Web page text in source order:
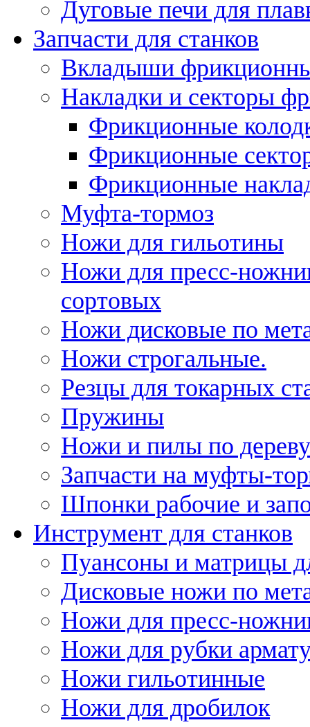
Дуговые печи для
Запчасти для станков
Вкладыши
Накладки и секторы
Фрикционные
Фрикционные
Фрикционные
Муфта-тормоз
Ножи для гильотины
Ножи для пресс-
сортовых
Ножи дисковые по
Ножи строгальные.
Резцы для токарных
Пружины
Ножи и пилы по дереву
Запчасти на муфты-
Шпонки рабочие и
Инструмент для станков
Пуансоны и матрицы
Дисковые ножи по
Ножи для пресс-
Ножи для рубки
Ножи гильотинные
Ножи для дробилок